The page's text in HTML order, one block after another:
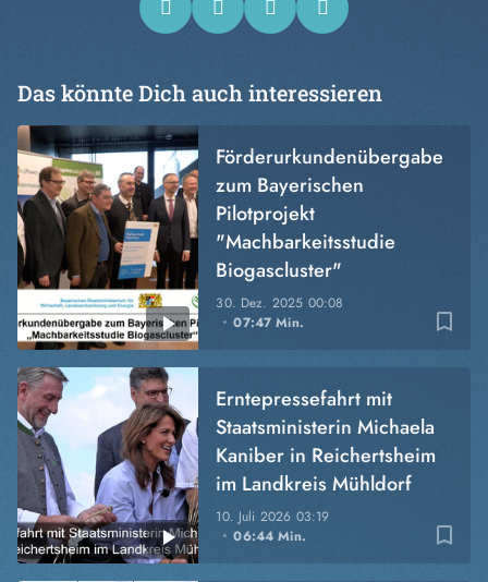
Das könnte Dich auch interessieren
bookmark_border
30. Dez. 2025 00:08
07:47 Min.
Förderurkundenübergabe
zum Bayerischen
Pilotprojekt
"Machbarkeitsstudie
Biogascluster"
bookmark_border
10. Juli 2026 03:19
06:44 Min.
Erntepressefahrt mit
Staatsministerin Michaela
Kaniber in Reichertsheim
im Landkreis Mühldorf